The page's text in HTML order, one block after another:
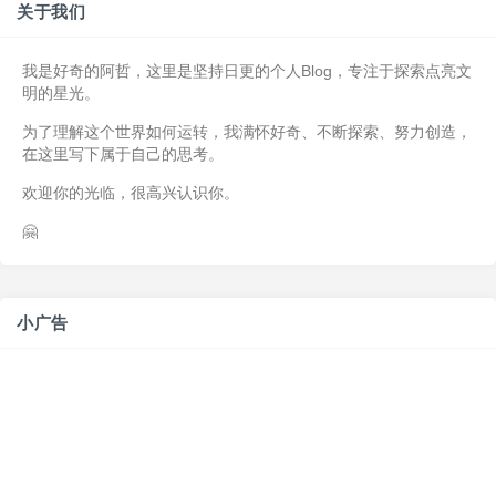
关于我们
我是好奇的阿哲，这里是坚持日更的个人Blog，专注于探索点亮文
明的星光。
为了理解这个世界如何运转，我满怀好奇、不断探索、努力创造，
在这里写下属于自己的思考。
欢迎你的光临，很高兴认识你。
🤗
小广告